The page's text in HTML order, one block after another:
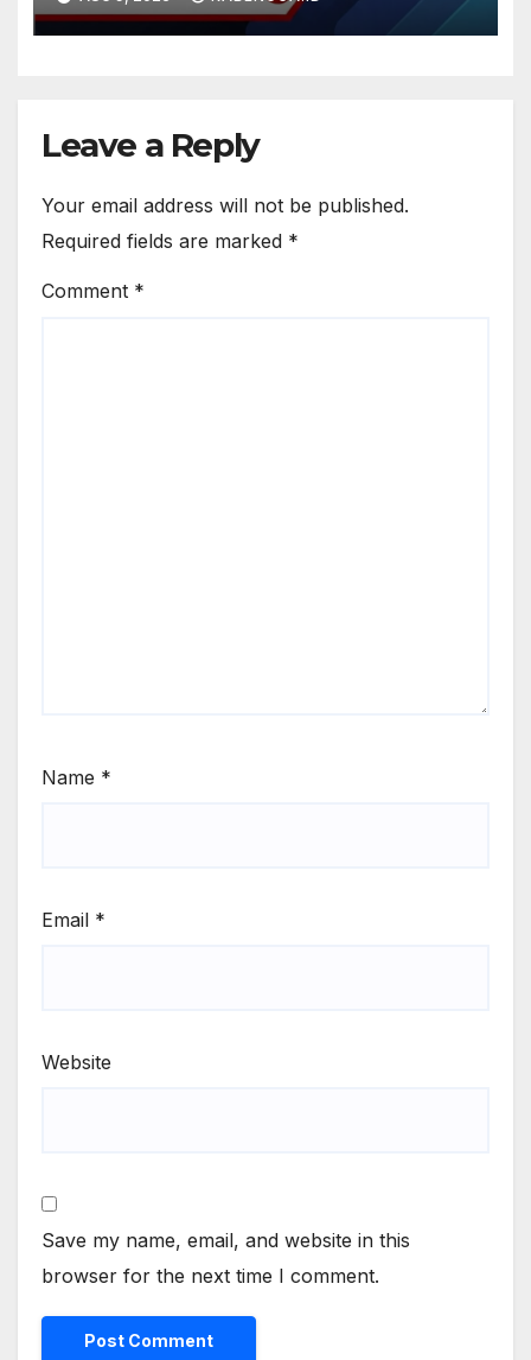
Leave a Reply
Your email address will not be published.
Required fields are marked *
Comment *
Name *
Email *
Website
Save my name, email, and website in this
browser for the next time I comment.